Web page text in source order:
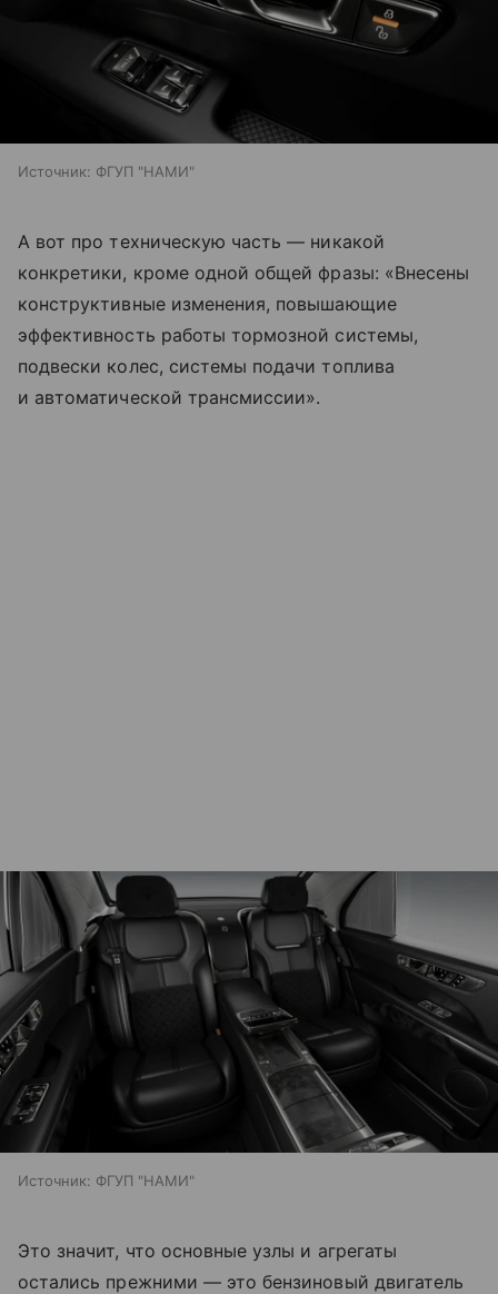
Источник: ФГУП "НАМИ"
А вот про техническую часть — никакой
конкретики, кроме одной общей фразы: «Внесены
конструктивные изменения, повышающие
эффективность работы тормозной системы,
подвески колес, системы подачи топлива
и автоматической трансмиссии».
Источник: ФГУП "НАМИ"
Это значит, что основные узлы и агрегаты
остались прежними — это бензиновый двигатель